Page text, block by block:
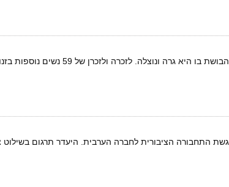
שנתיים חלפו ממותה של ג'סיקה, אשה בזנות שהתאבדה
התחבורה הציבורית לחברה הערבית. היעדר תרגום